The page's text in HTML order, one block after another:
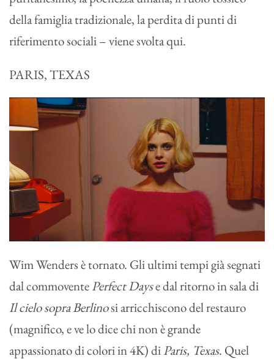
della famiglia tradizionale, la perdita di punti di
riferimento sociali – viene svolta qui.
PARIS, TEXAS
Wim Wenders è tornato. Gli ultimi tempi già segnati
dal commoventePerfect Dayse dal ritorno in sala di
Il cielo sopra Berlinosi arricchiscono del restauro
(magnifico, e ve lo dice chi non è grande
appassionato di colori in 4K) diParis, Texas. Quel